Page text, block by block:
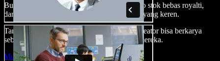
Buat voice over, tambah gambar, audio, video stok bebas royalti,
dan kloning suara untuk proyek audio-video yang keren.
Tanpa kurva belajar, semua dari browser—kreator bisa berkarya
sebebas mungkin dan wujudkan ide kreatif mereka.
Mulai Studio